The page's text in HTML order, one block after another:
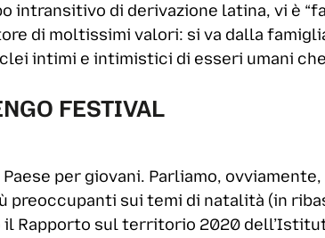
intransitivo di derivazione latina, vi è
di moltissimi valori: si va dalla
intimi e intimistici di esseri umani
FESTIVAL
per giovani. Parliamo,
preoccupanti sui temi di natalità (in
il Rapporto sul territorio 2020